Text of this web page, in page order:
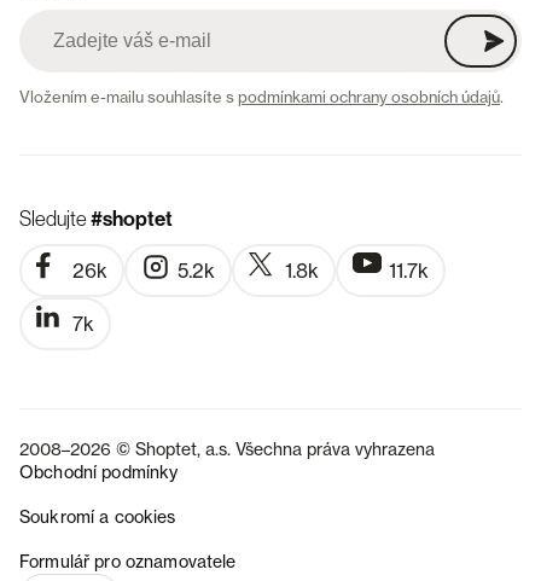
Vložením e-mailu souhlasíte spodmínkami ochrany osobních údajů.
Sledujte#shoptet
26k 5.2k 1.8k 11.7k
7k
2008–2026 © Shoptet, a.s. Všechna práva vyhrazena
Obchodní podmínky
Soukromí a cookies
Formulář pro oznamovatele